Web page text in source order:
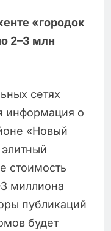
«городок
2–3 млн
сетях
информация о
«Новый
стоимость
миллиона
публикаций
будет